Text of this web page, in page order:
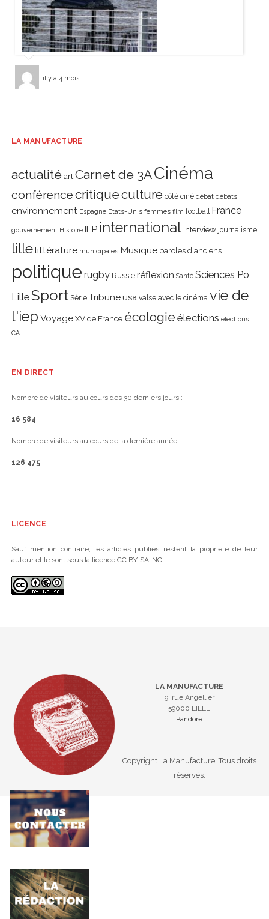
il y a 4 mois
LA MANUFACTURE
actualité art Carnet de 3ACinéma
conférencecritiqueculture côté ciné débat débats
environnement Espagne Etats-Unis femmes film football France
gouvernement Histoire IEP international interview journalisme
lillelittérature municipales Musique paroles d'anciens
politique rugby Russie réflexion Santé Sciences Po
LilleSport Série Tribune usa valse avec le cinéma vie de
l'iep Voyage XV de France écologie élections élections
CA
EN DIRECT
Nombre de visiteurs au cours des 30 derniers jours :
16 584
Nombre de visiteurs au cours de la dernière année :
126 475
LICENCE
Sauf mention contraire, les articles publiés restent la propriété de leur
auteur et le sont sous la licence CC BY-SA-NC.
LA MANUFACTURE
9, rue Angellier
59000 LILLE
Pandore
Copyright La Manufacture. Tous droits
réservés.